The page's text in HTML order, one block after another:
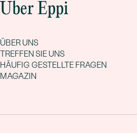
Über Eppi
ÜBER UNS
TREFFEN SIE UNS
HÄUFIG GESTELLTE FRAGEN
MAGAZIN